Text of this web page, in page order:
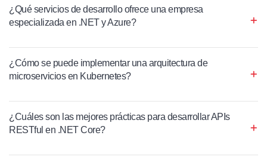
¿Qué servicios de desarrollo ofrece una empresa
especializada en .NET y Azure?
¿Cómo se puede implementar una arquitectura de
microservicios en Kubernetes?
¿Cuáles son las mejores prácticas para desarrollar APIs
RESTful en .NET Core?